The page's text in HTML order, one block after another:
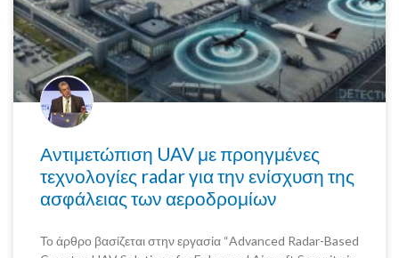
Αντιμετώπιση UAV με προηγμένες
τεχνολογίες radar για την ενίσχυση της
ασφάλειας των αεροδρομίων
Το άρθρο βασίζεται στην εργασία “Advanced Radar-Based